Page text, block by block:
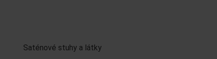
Saténové stuhy a látky